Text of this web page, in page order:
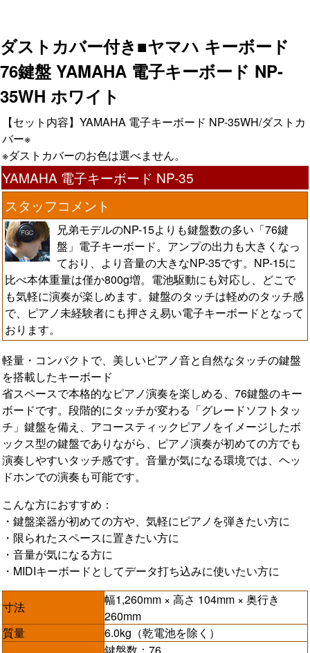
ダストカバー付き■ヤマハ キーボード
76鍵盤 YAMAHA 電子キーボード NP-
35WH ホワイト
【セット内容】YAMAHA 電子キーボード NP-35WH/ダストカ
バー※
※ダストカバーのお色は選べません。
YAMAHA 電子キーボード NP-35
スタッフコメント
兄弟モデルのNP-15よりも鍵盤数の多い「76鍵
盤」電子キーボード。アンプの出力も大きくなっ
ており、より音量の大きなNP-35です。NP-15に
比べ本体重量は僅か800g増。電池駆動にも対応し、どこで
も気軽に演奏が楽しめます。鍵盤のタッチは軽めのタッチ感
で、ピアノ未経験者にも押さえ易い電子キーボードとなって
おります。
軽量・コンパクトで、美しいピアノ音と自然なタッチの鍵盤
を搭載したキーボード
省スペースで本格的なピアノ演奏を楽しめる、76鍵盤のキー
ボードです。段階的にタッチが変わる「グレードソフトタッ
チ」鍵盤を備え、アコースティックピアノをイメージしたボ
ックス型の鍵盤でありながら、ピアノ演奏が初めての方でも
演奏しやすいタッチ感です。音量が気になる環境では、ヘッ
ドホンでの演奏も可能です。
こんな方におすすめ：
・鍵盤楽器が初めての方や、気軽にピアノを弾きたい方に
・限られたスペースに置きたい方に
・音量が気になる方に
・MIDIキーボードとしてデータ打ち込みに使いたい方に
寸法
幅1,260mm × 高さ 104mm × 奥行き
260mm
質量
6.0kg（乾電池を除く）